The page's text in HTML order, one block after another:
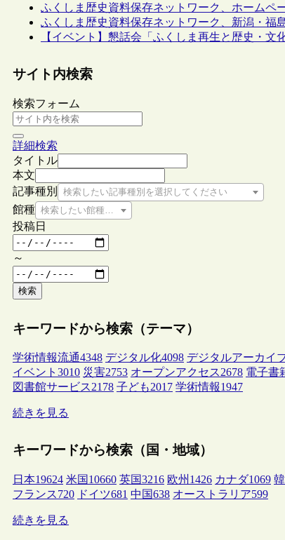
ふくしま歴史資料保存ネットワーク、ホームペ
ふくしま歴史資料保存ネットワーク、新潟・福
【イベント】懇話会「ふくしま再生と歴史・
サイト内検索
検索フォーム
詳細検索
タイトル
本文
記事種別
検索したい記事種別を選択してください
館種 検索したい館種を選択してください
投稿日
～
検索
キーワードから検索（テーマ）
学術情報流通4348 デジタル化4098 デジタルアーカイ
イベント 3010 災害2753 オープンアクセス2678 電子書
図書館サービス2178 子ども2017 学術情報1947
続きを見る
キーワードから検索（国・地域）
日本19624 米国 10660 英国3216 欧州 1426 カナダ1069
フランス720 ドイツ681 中国638 オーストラリア599
続きを見る